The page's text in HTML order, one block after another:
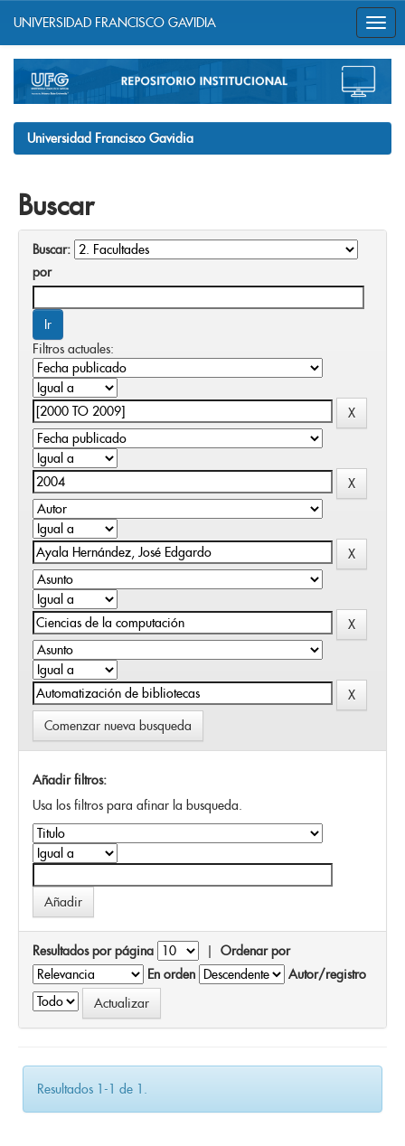
navigation
UNIVERSIDAD FRANCISCO GAVIDIA
Universidad Francisco Gavidia
Buscar
Buscar:
por
Filtros actuales:
Comenzar nueva busqueda
Añadir filtros:
Usa los filtros para afinar la busqueda.
Resultados por página | Ordenar por
En orden
Autor/registro
Resultados 1-1 de 1.